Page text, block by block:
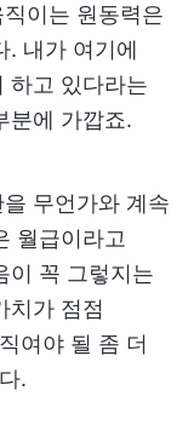
이는 원동력은
. 내가 여기에
하고 있다라는
분에 가깝죠.
무언가와 계속
월급이라고
이 꼭 그렇지는
치가 점점
여야 될 좀 더
.